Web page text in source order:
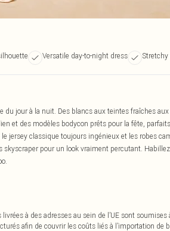
Versatile day-to-night dress
du jour à la nuit. Des blancs aux teintes fraîches
et des modèles bodycon prêts pour la fête,
jersey classique toujours ingénieux et les robes
pour un look vraiment percutant.
à des adresses au sein de l’UE sont soumises
afin de couvrir les coûts liés à l’importation de